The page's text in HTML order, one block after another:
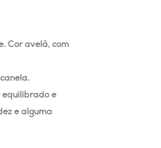
Cor avelã, com
equilibrado e
e alguma